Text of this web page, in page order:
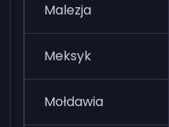
Malezja
Meksyk
Mołdawia